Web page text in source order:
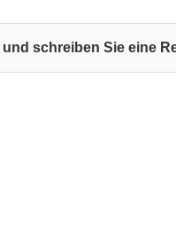
schreiben Sie eine